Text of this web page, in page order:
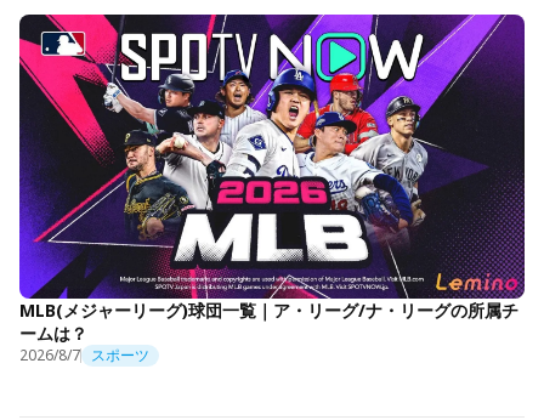
MLB(メジャーリーグ)球団一覧｜ア・リーグ/ナ・リーグの所属チ
ームは？
2026/8/7 スポーツ